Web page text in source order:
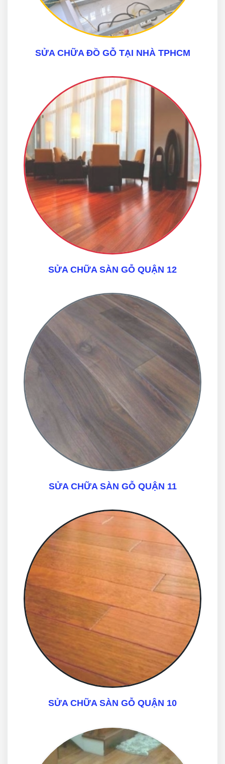
SỬA CHỮA ĐỒ GỖ TẠI NHÀ TPHCM
SỬA CHỮA SÀN GỖ QUẬN 12
SỬA CHỮA SÀN GỖ QUẬN 11
SỬA CHỮA SÀN GỖ QUẬN 10